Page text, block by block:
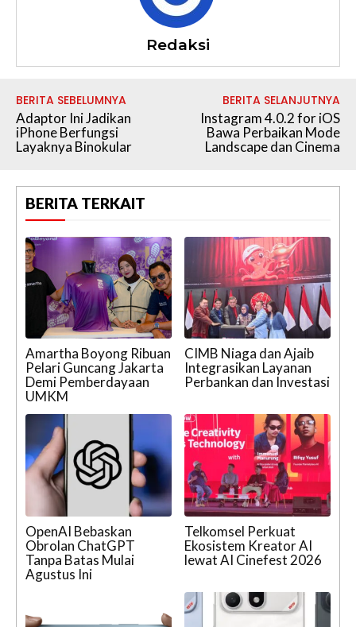
Redaksi
BERITA SEBELUMNYA
Adaptor Ini Jadikan
iPhone Berfungsi
Layaknya Binokular
BERITA SELANJUTNYA
Instagram 4.0.2 for iOS
Bawa Perbaikan Mode
Landscape dan Cinema
BERITA TERKAIT
Amartha Boyong Ribuan
Pelari Guncang Jakarta
Demi Pemberdayaan
UMKM
CIMB Niaga dan Ajaib
Integrasikan Layanan
Perbankan dan Investasi
OpenAI Bebaskan
Obrolan ChatGPT
Tanpa Batas Mulai
Agustus Ini
Telkomsel Perkuat
Ekosistem Kreator AI
lewat AI Cinefest 2026